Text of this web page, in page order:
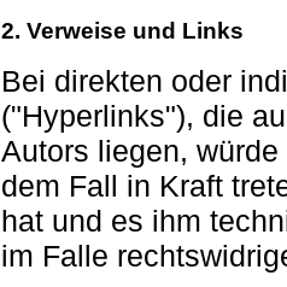
2. Verweise und Links
Bei direkten oder
("Hyperlinks"), die außerhalb des
Autors liegen,
dem Fall in Kraft treten, in dem der Autor von den Inhalten Kenntnis
hat und es ihm technisch
im Falle